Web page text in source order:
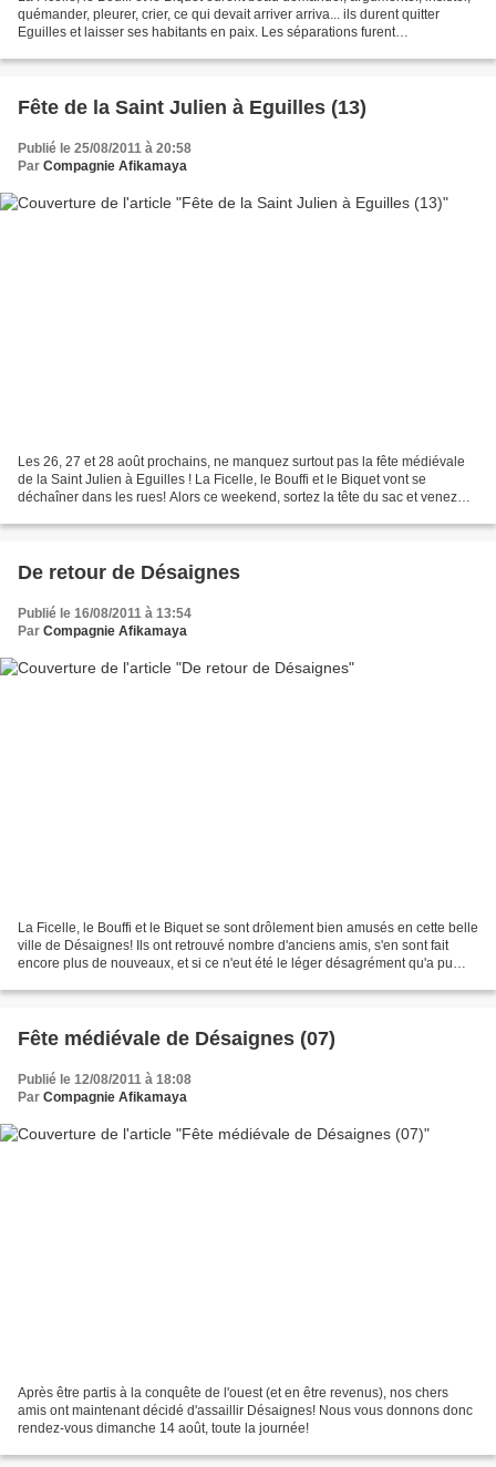
quémander, pleurer, crier, ce qui devait arriver arriva... ils durent quitter
Eguilles et laisser ses habitants en paix. Les séparations furent
Fête de la Saint Julien à Eguilles (13)
Publié le 25/08/2011 à 20:58
Par Compagnie Afikamaya
Les 26, 27 et 28 août prochains, ne manquez surtout pas la fête médiévale
de la Saint Julien à Eguilles ! La Ficelle, le Bouffi et le Biquet vont se
déchaîner dans les rues! Alors ce weekend, sortez la tête du sac et venez
De retour de Désaignes
Publié le 16/08/2011 à 13:54
Par Compagnie Afikamaya
La Ficelle, le Bouffi et le Biquet se sont drôlement bien amusés en cette belle
ville de Désaignes! Ils ont retrouvé nombre d'anciens amis, s'en sont fait
encore plus de nouveaux, et si ce n'eut été le léger désagrément qu'a pu
Fête médiévale de Désaignes (07)
Publié le 12/08/2011 à 18:08
Par Compagnie Afikamaya
Après être partis à la conquête de l'ouest (et en être revenus), nos chers
amis ont maintenant décidé d'assaillir Désaignes! Nous vous donnons donc
rendez-vous dimanche 14 août, toute la journée!